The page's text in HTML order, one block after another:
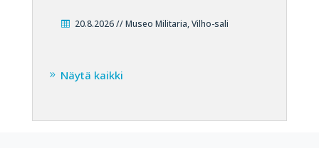
20.8.2026 // Museo Militaria, Vilho-sali
Näytä kaikki